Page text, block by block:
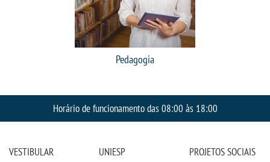
BACHARELADOS
TECNOLÓGICOS
Pedagogia
Horário de funcionamento das 08:00 às 18:00
VESTIBULAR UNIESP PROJETOS SOCIAIS